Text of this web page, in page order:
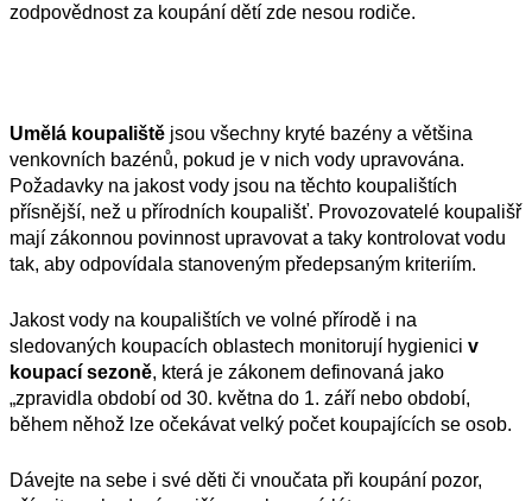
zodpovědnost za koupání dětí zde nesou rodiče.
Umělá koupaliště jsou všechny kryté bazény a většina
venkovních bazénů, pokud je v nich vody upravována.
Požadavky na jakost vody jsou na těchto koupalištích
přísnější, než u přírodních koupališť. Provozovatelé koupališř
mají zákonnou povinnost upravovat a taky kontrolovat vodu
tak, aby odpovídala stanoveným předepsaným kriteriím.
Jakost vody na koupalištích ve volné přírodě i na
sledovaných koupacích oblastech monitorují hygienici v
koupací sezoně, která je zákonem definovaná jako
„zpravidla období od 30. května do 1. září nebo období,
během něhož lze očekávat velký počet koupajících se osob.
Dávejte na sebe i své děti či vnoučata při koupání pozor,